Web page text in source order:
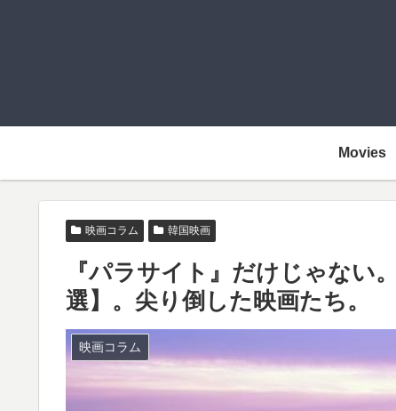
Movies
映画コラム 韓国映画
『パラサイト』だけじゃない
選】。尖り倒した映画たち。
映画コラム